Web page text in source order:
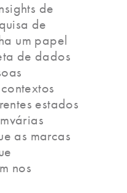
de
de
um papel
de dados
estados
as marcas
nos